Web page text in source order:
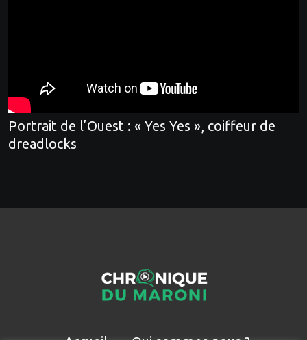
Portrait de l’Ouest : « Yes Yes », coiffeur de
dreadlocks